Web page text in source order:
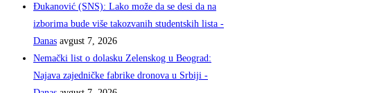
Đukanović (SNS): Lako može da se desi da na
izborima bude više takozvanih studentskih lista -
Danas avgust 7, 2026
Nemački list o dolasku Zelenskog u Beograd:
Najava zajedničke fabrike dronova u Srbiji -